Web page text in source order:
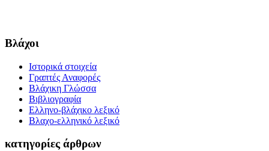
Βλάχοι
Ιστορικά στοιχεία
Γραπτές Αναφορές
Βλάχικη Γλώσσα
Βιβλιογραφία
Ελληνο-βλάχικο λεξικό
Βλαχο-ελληνικό λεξικό
κατηγορίες άρθρων